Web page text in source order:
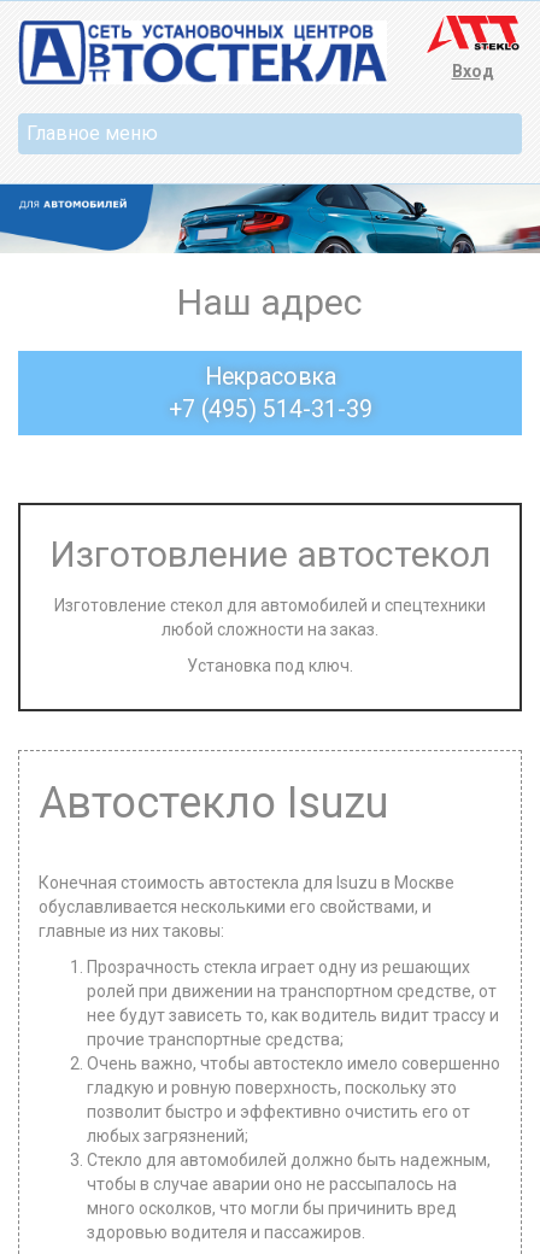
Вход
Наш адрес
Некрасовка
+7 (495) 514-31-39
Изготовление автостекол
Изготовление стекол для автомобилей и спецтехники
любой сложности на заказ.
Установка под ключ.
Автостекло Isuzu
Конечная стоимость автостекла для Isuzu в Москве
обуславливается несколькими его свойствами, и
главные из них таковы:
Прозрачность стекла играет одну из решающих
ролей при движении на транспортном средстве, от
нее будут зависеть то, как водитель видит трассу и
прочие транспортные средства;
Очень важно, чтобы автостекло имело совершенно
гладкую и ровную поверхность, поскольку это
позволит быстро и эффективно очистить его от
любых загрязнений;
Стекло для автомобилей должно быть надежным,
чтобы в случае аварии оно не рассыпалось на
много осколков, что могли бы причинить вред
здоровью водителя и пассажиров.